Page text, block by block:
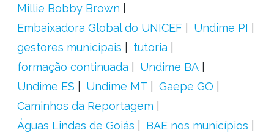
Millie Bobby Brown
Embaixadora Global do UNICEF
Undime PI
gestores municipais
tutoria
formação continuada
Undime BA
Undime ES
Undime MT
Gaepe GO
Caminhos da Reportagem
Águas Lindas de Goiás
BAE nos municípios